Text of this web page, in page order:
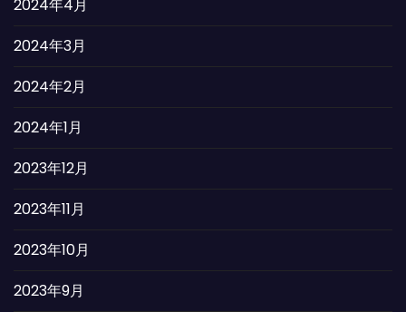
2024年4月
2024年3月
2024年2月
2024年1月
2023年12月
2023年11月
2023年10月
2023年9月